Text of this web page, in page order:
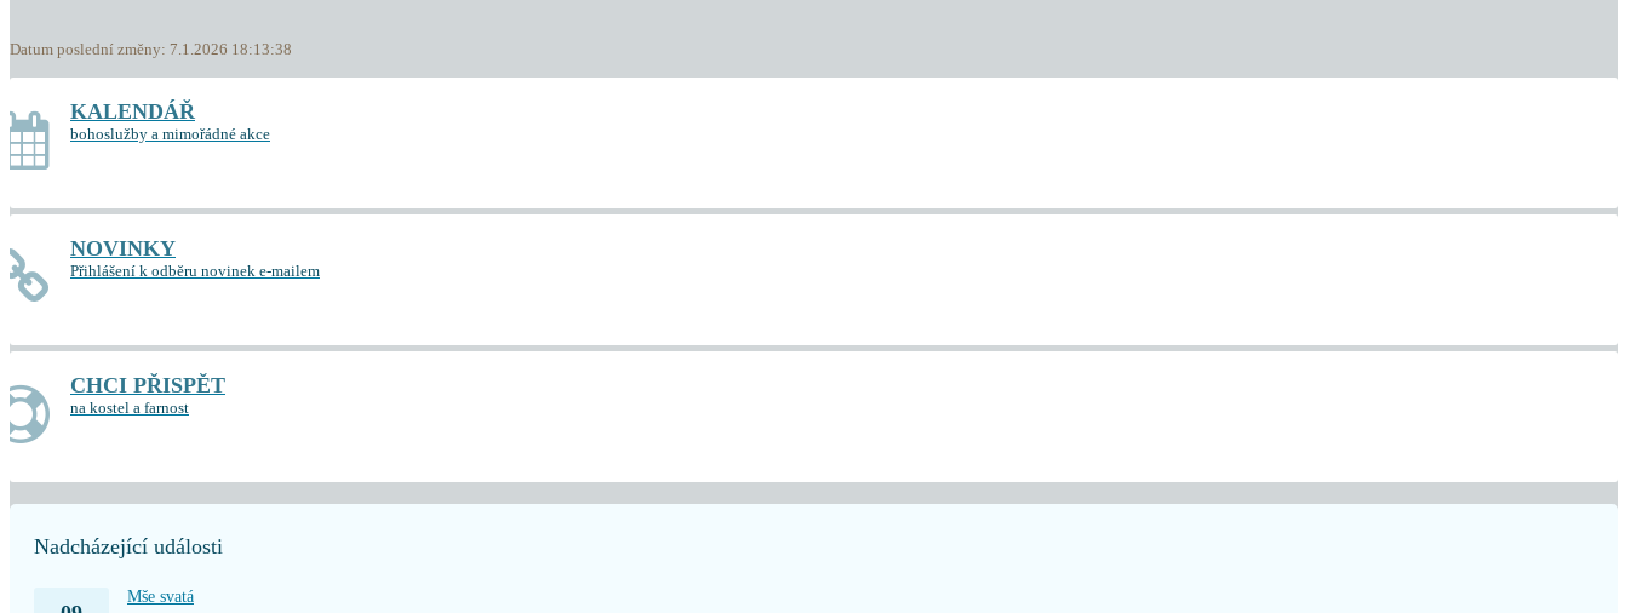
Datum poslední změny: 7.1.2026 18:13:38
KALENDÁŘ
bohoslužby a mimořádné akce
NOVINKY
Přihlášení k odběru novinek e-mailem
CHCI PŘISPĚT
na kostel a farnost
Nadcházející události
Mše svatá